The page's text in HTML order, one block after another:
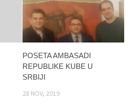
POSETA AMBASADI
REPUBLIKE KUBE U
SRBIJI
28 NOV, 2019